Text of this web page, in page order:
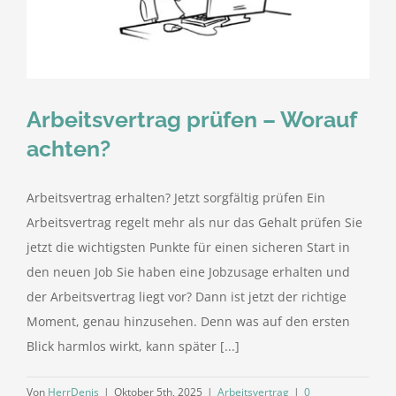
Blog
Datenschutzerklärung
Arbeitsvertrag prüfen – Worauf
achten?
Arbeitsvertrag erhalten? Jetzt sorgfältig prüfen Ein
Arbeitsvertrag regelt mehr als nur das Gehalt prüfen Sie
jetzt die wichtigsten Punkte für einen sicheren Start in
den neuen Job Sie haben eine Jobzusage erhalten und
der Arbeitsvertrag liegt vor? Dann ist jetzt der richtige
Moment, genau hinzusehen. Denn was auf den ersten
Blick harmlos wirkt, kann später [...]
Von HerrDenis | Oktober 5th, 2025 | Arbeitsvertrag | 0